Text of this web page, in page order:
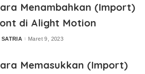
Menambahkan (Import)
di Alight Motion
SATRIA Maret 9, 2023
Memasukkan (Import)